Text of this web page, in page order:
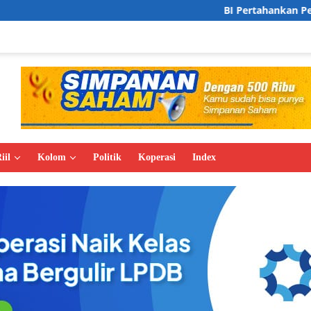
BI Pertahankan Pertumbuhan
Kolom Politik Koperasi Index